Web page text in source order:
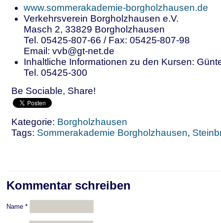
www.sommerakademie-borgholzhausen.de
Verkehrsverein Borgholzhausen e.V.
Masch 2, 33829 Borgholzhausen
Tel. 05425-807-66 / Fax: 05425-807-98
Email: vvb@gt-net.de
Inhaltliche Informationen zu den Kursen:
Tel. 05425-300
Be Sociable, Share!
Kategorie: Borgholzhausen
Tags: Sommerakademie Borgholzhausen,
Kommentar schreiben
Name *